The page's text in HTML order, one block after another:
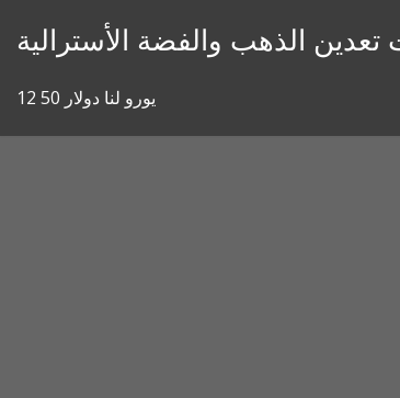
الذهب والفضة الأسترالية
12 50 يورو لنا دولار